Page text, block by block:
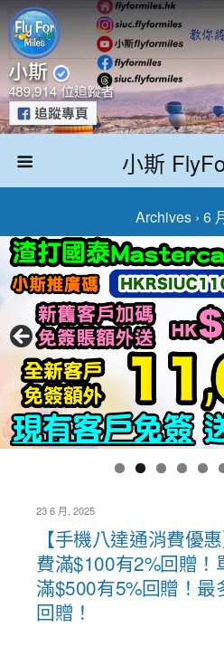
小斯
Archives › 6
23 6 月, 2025
【手機八達通消費優
費滿$100有2%回贈！
滿$500有5%回贈！最
回贈！